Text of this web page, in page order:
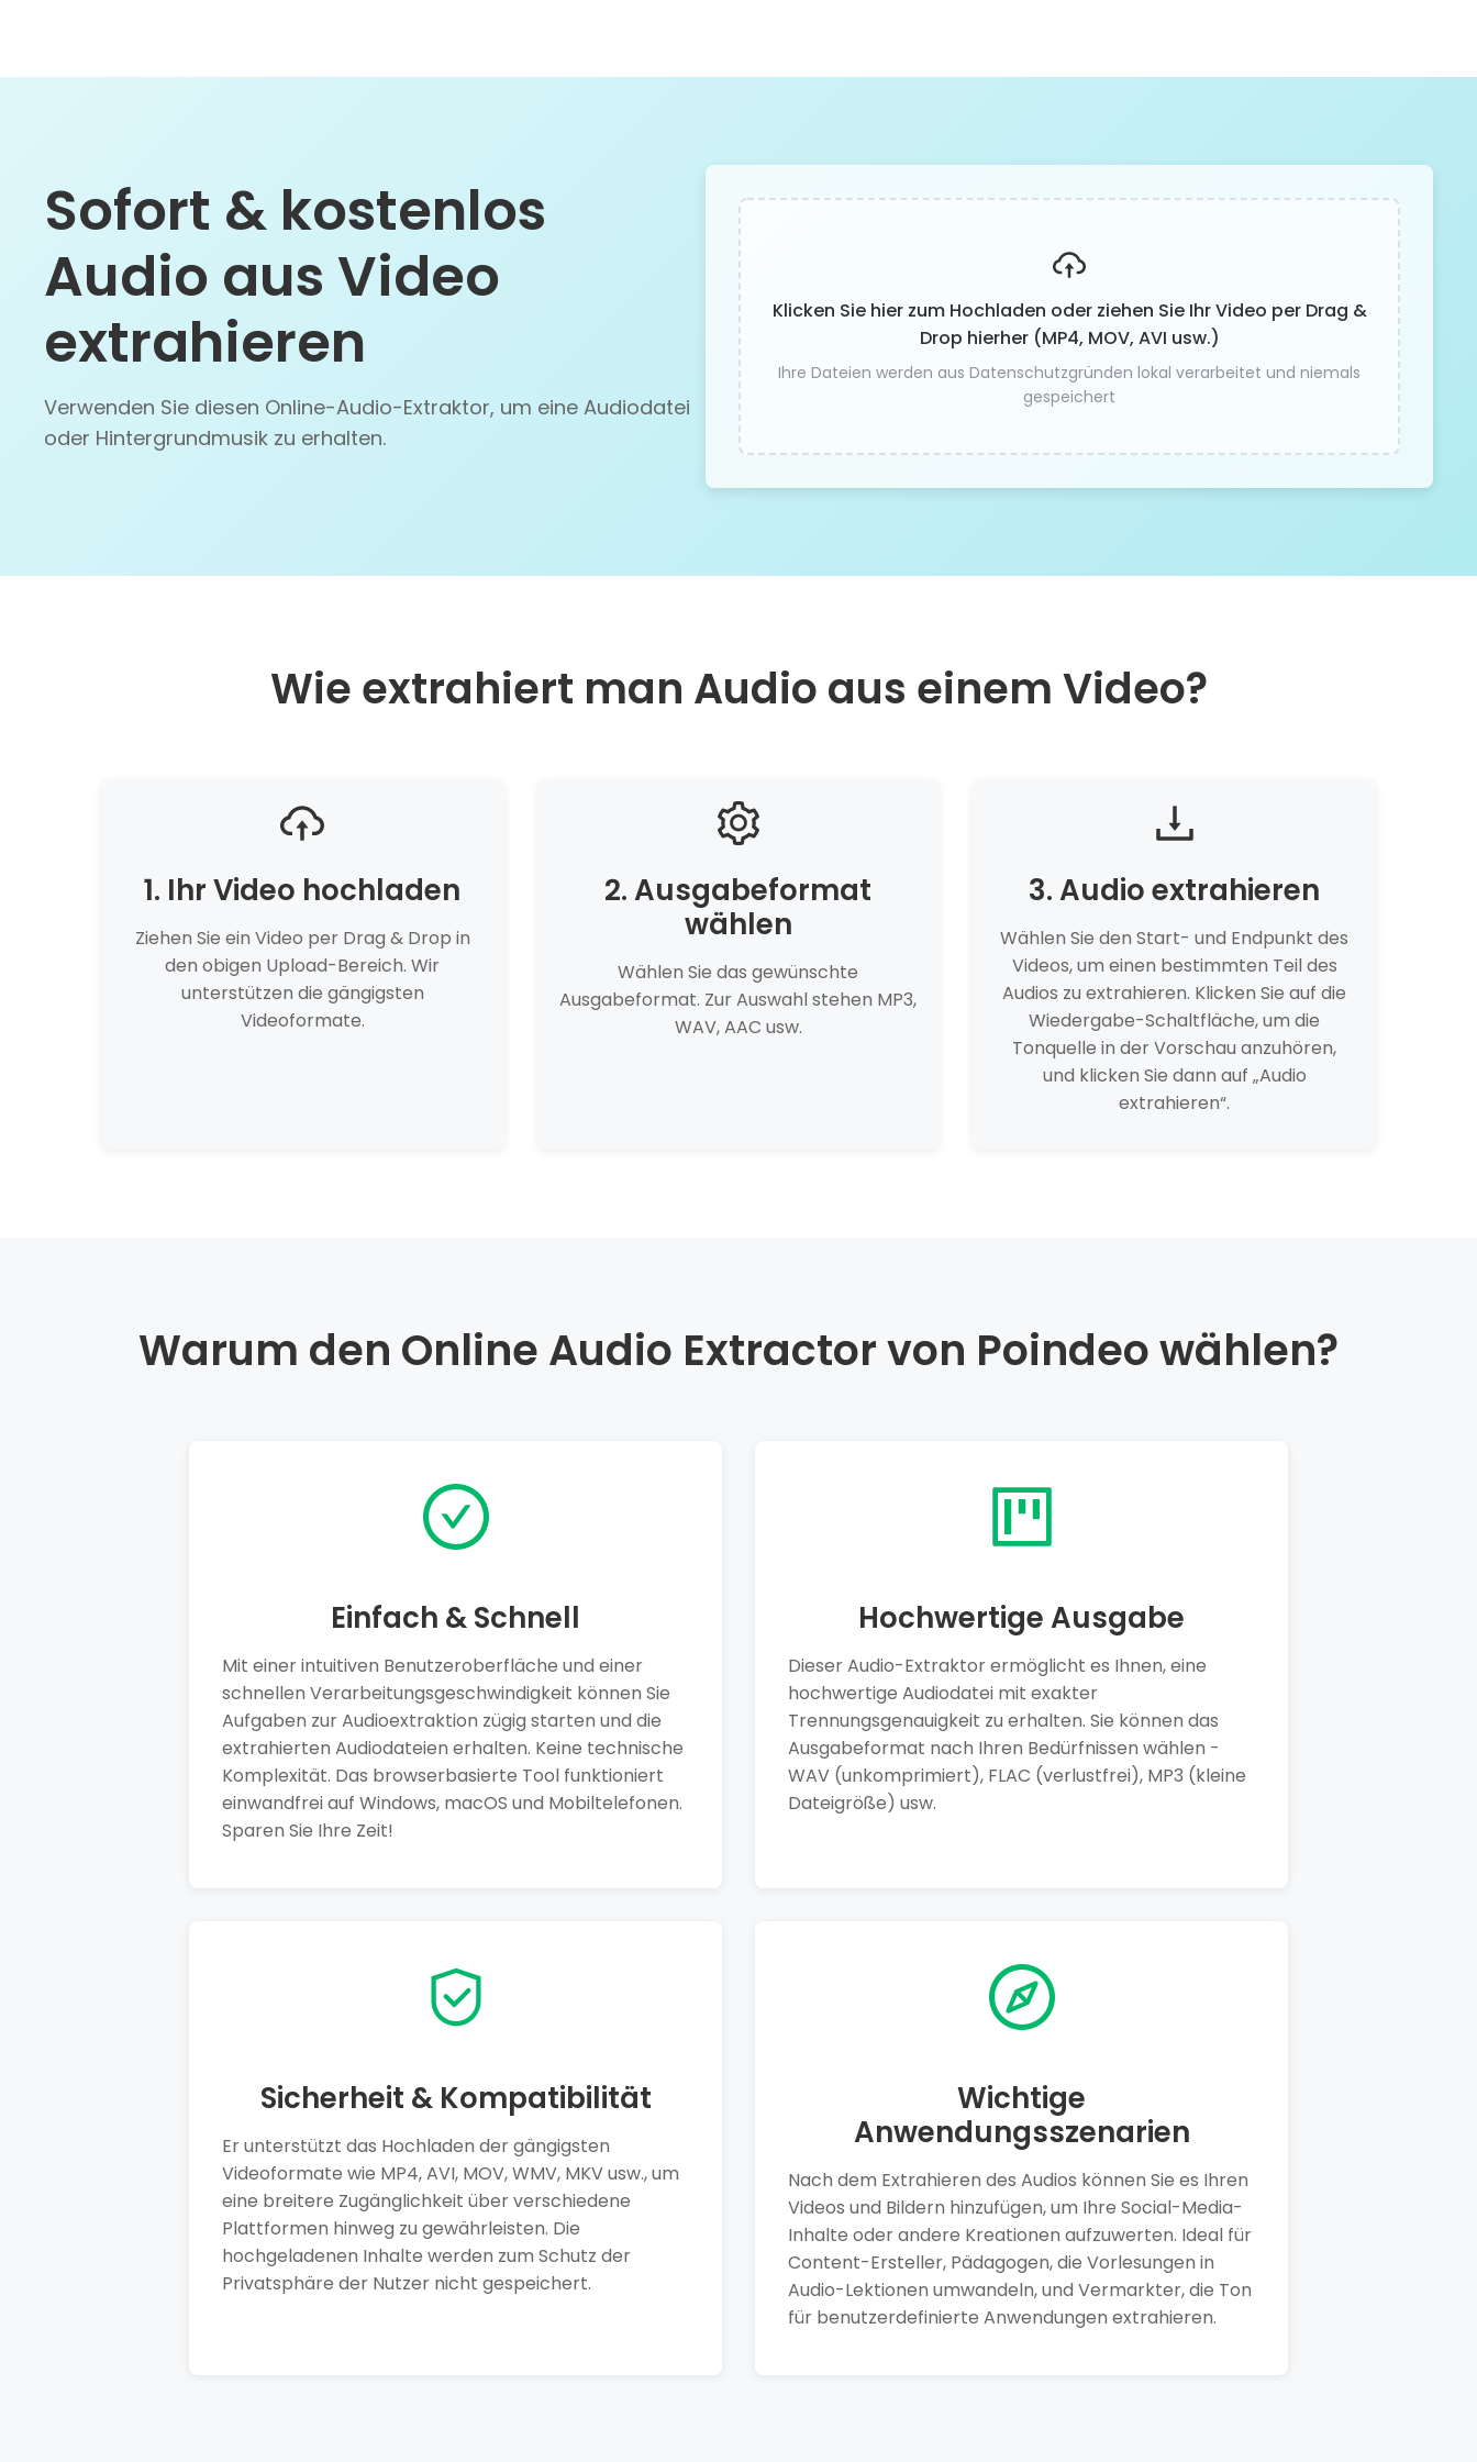
Sofort & kostenlos
Audio aus Video
extrahieren
Verwenden Sie diesen Online-Audio-Extraktor, um eine Audiodatei
oder Hintergrundmusik zu erhalten.
Klicken Sie hier zum Hochladen oder ziehen Sie Ihr Video per Drag &
Drop hierher (MP4, MOV, AVI usw.)
Ihre Dateien werden aus Datenschutzgründen lokal verarbeitet und niemals
gespeichert
Wie extrahiert man Audio aus einem Video?
1. Ihr Video hochladen
Ziehen Sie ein Video per Drag & Drop in
den obigen Upload-Bereich. Wir
unterstützen die gängigsten
Videoformate.
2. Ausgabeformat
wählen
Wählen Sie das gewünschte
Ausgabeformat. Zur Auswahl stehen MP3,
WAV, AAC usw.
3. Audio extrahieren
Wählen Sie den Start- und Endpunkt des
Videos, um einen bestimmten Teil des
Audios zu extrahieren. Klicken Sie auf die
Wiedergabe-Schaltfläche, um die
Tonquelle in der Vorschau anzuhören,
und klicken Sie dann auf „Audio
extrahieren“.
Warum den Online Audio Extractor von Poindeo wählen?
Einfach & Schnell
Mit einer intuitiven Benutzeroberfläche und einer
schnellen Verarbeitungsgeschwindigkeit können Sie
Aufgaben zur Audioextraktion zügig starten und die
extrahierten Audiodateien erhalten. Keine technische
Komplexität. Das browserbasierte Tool funktioniert
einwandfrei auf Windows, macOS und Mobiltelefonen.
Sparen Sie Ihre Zeit!
Hochwertige Ausgabe
Dieser Audio-Extraktor ermöglicht es Ihnen, eine
hochwertige Audiodatei mit exakter
Trennungsgenauigkeit zu erhalten. Sie können das
Ausgabeformat nach Ihren Bedürfnissen wählen -
WAV (unkomprimiert), FLAC (verlustfrei), MP3 (kleine
Dateigröße) usw.
Sicherheit & Kompatibilität
Er unterstützt das Hochladen der gängigsten
Videoformate wie MP4, AVI, MOV, WMV, MKV usw., um
eine breitere Zugänglichkeit über verschiedene
Plattformen hinweg zu gewährleisten. Die
hochgeladenen Inhalte werden zum Schutz der
Privatsphäre der Nutzer nicht gespeichert.
Wichtige
Anwendungsszenarien
Nach dem Extrahieren des Audios können Sie es Ihren
Videos und Bildern hinzufügen, um Ihre Social-Media-
Inhalte oder andere Kreationen aufzuwerten. Ideal für
Content-Ersteller, Pädagogen, die Vorlesungen in
Audio-Lektionen umwandeln, und Vermarkter, die Ton
für benutzerdefinierte Anwendungen extrahieren.